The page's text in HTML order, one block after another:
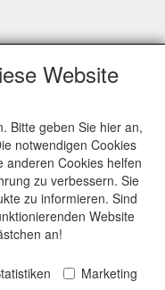
Website
Bitte geben Sie hier an,
notwendigen Cookies
anderen Cookies helfen
zu verbessern. Sie
zu informieren. Sind
Website
an!
Marketing